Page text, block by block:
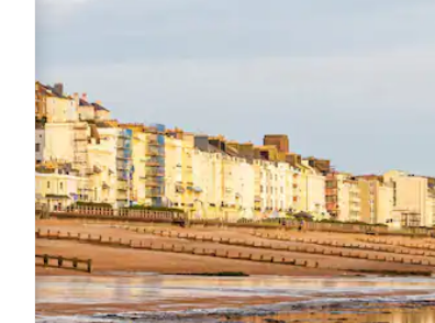
नेविगेट करें या टच या फिर स्वाइप जेस्चर का इस्तेमाल करके एक्सप्लोर करें।